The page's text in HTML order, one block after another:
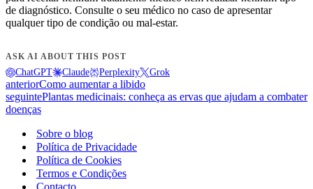
de diagnóstico. Consulte o seu médico no caso de apresentar
qualquer tipo de condição ou mal-estar.
ASK AI ABOUT THIS POST
ChatGPT Claude Perplexity Grok
anteriorComo aumentar a libido
seguintePlantas medicinais: conheça as ervas que ajudam a combater
doenças
Sobre o blog
Política de Privacidade
Política de Cookies
Termos e Condições